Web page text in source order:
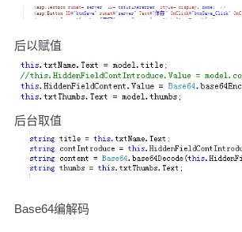
后以赋值
后台取值
Base64编解码